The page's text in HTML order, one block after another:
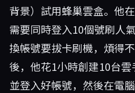
背景）試用蜂巢雲盒。他
需要同時登入10個號刷人
換帳號要拔卡刷機，煩得
後，他花1小時創建10台
並登入好帳號，然後在電